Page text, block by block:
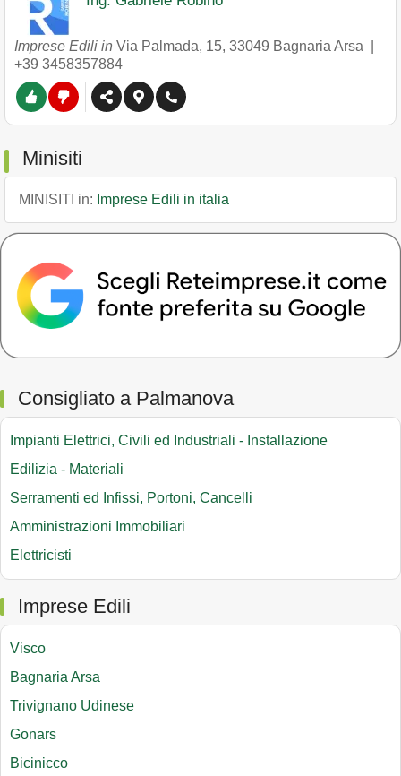
Imprese Edili in Via Palmada, 15, 33049 Bagnaria Arsa
+39 3458357884
Minisiti
MINISITI in: Imprese Edili in italia
Consigliato a Palmanova
Impianti Elettrici, Civili ed Industriali - Installazione
Edilizia - Materiali
Serramenti ed Infissi, Portoni, Cancelli
Amministrazioni Immobiliari
Elettricisti
Imprese Edili
Visco
Bagnaria Arsa
Trivignano Udinese
Gonars
Bicinicco